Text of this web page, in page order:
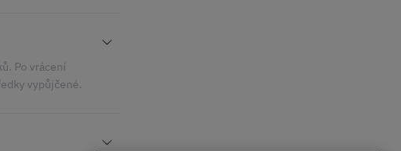
Po vrácení
vypůjčené.